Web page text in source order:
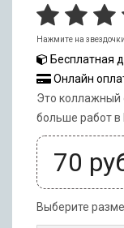
Нажмите на
Бесплатная
Онлайн
Это коллажный
больше работ
70
Выберите